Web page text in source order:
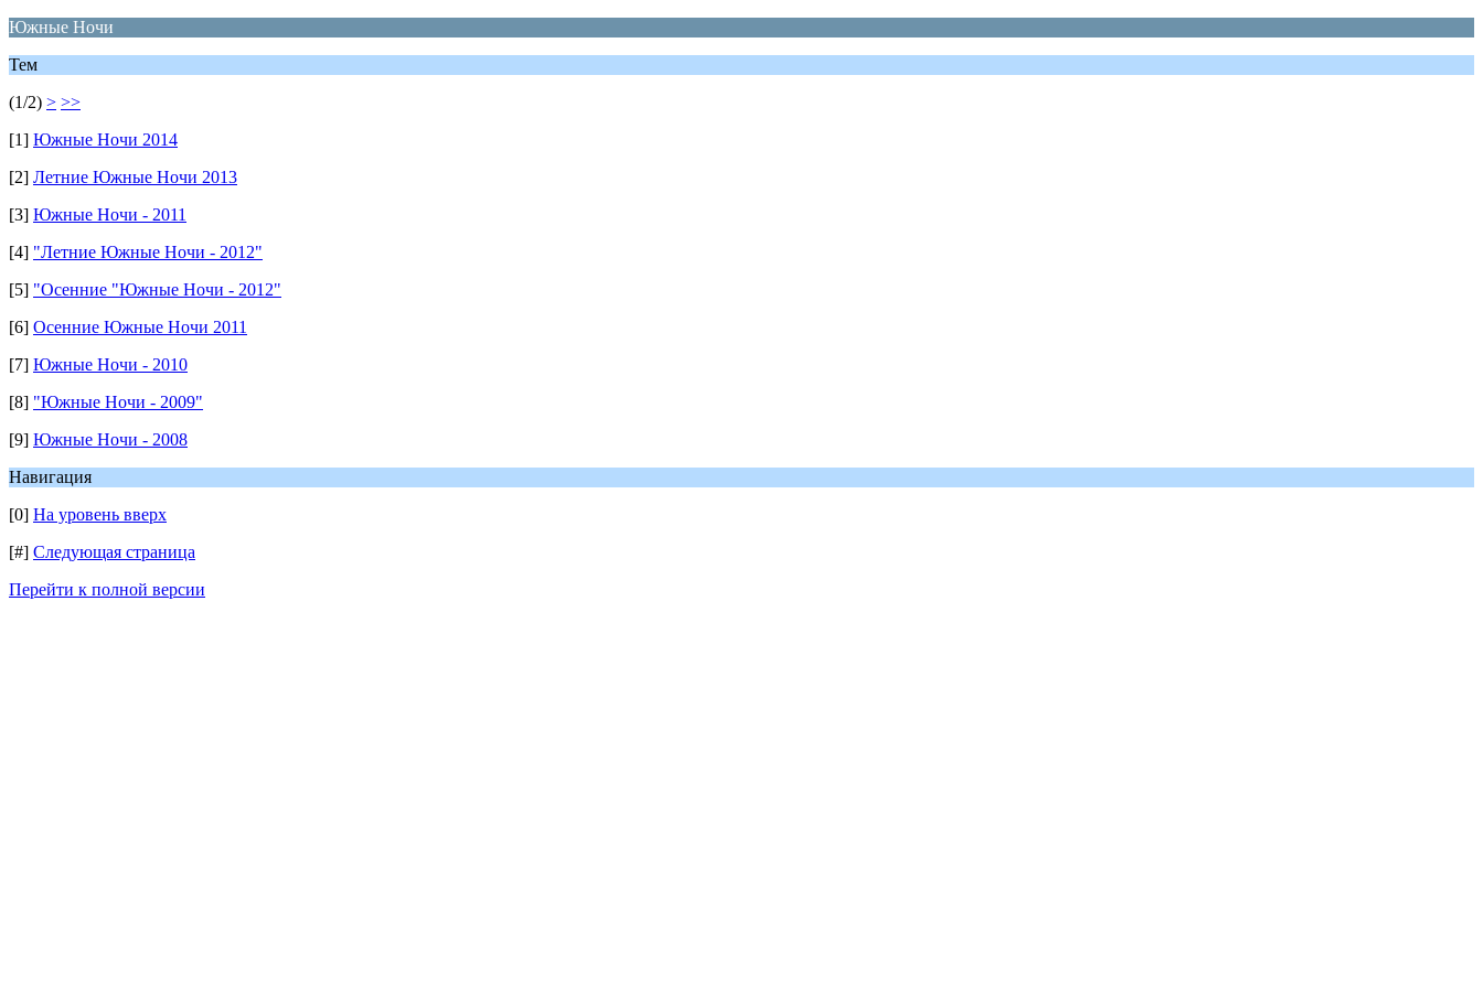
Южные Ночи
Тем
(1/2) > >>
[1] Южные Ночи 2014
[2] Летние Южные Ночи 2013
[3] Южные Ночи - 2011
[4] "Летние Южные Ночи - 2012"
[5] "Осенние "Южные Ночи - 2012"
[6] Осенние Южные Ночи 2011
[7] Южные Ночи - 2010
[8] "Южные Ночи - 2009"
[9] Южные Ночи - 2008
Навигация
[0] На уровень вверх
[#] Следующая страница
Перейти к полной версии